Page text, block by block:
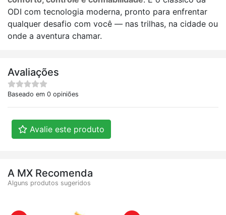
ODI com tecnologia moderna, pronto para enfrentar
qualquer desafio com você — nas trilhas, na cidade ou
onde a aventura chamar.
Avaliações
Baseado em 0 opiniões
Avalie este produto
A MX Recomenda
Alguns produtos sugeridos